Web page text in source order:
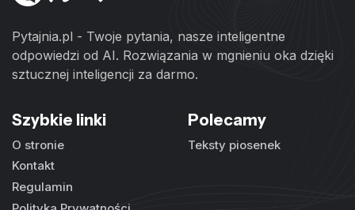
Pytajnia.pl - Twoje pytania, nasze inteligentne
odpowiedzi od AI. Rozwiązania w mgnieniu oka dzięki
sztucznej inteligencji za darmo.
Szybkie linki
O stronie
Kontakt
Regulamin
Polecamy
Teksty piosenek